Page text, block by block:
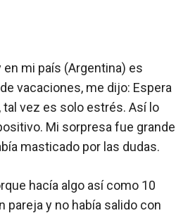
mi país (Argentina) es
vacaciones, me dijo: Espera
tal vez es solo estrés. Así lo
Mi sorpresa fue grande
masticado por las dudas.
hacía algo así como 10
pareja y no había salido con